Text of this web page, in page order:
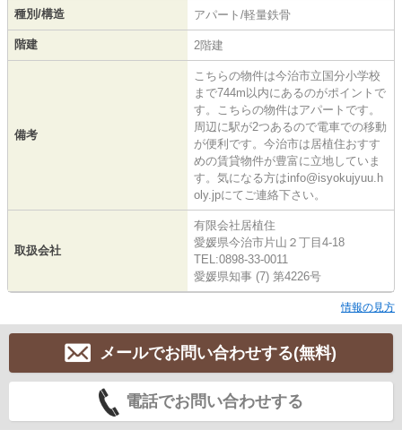
種別/構造 アパート/軽量鉄骨
階建 2階建
備考
こちらの物件は今治市立国分小学校
まで744m以内にあるのがポイントで
す。こちらの物件はアパートです。
周辺に駅が2つあるので電車での移動
が便利です。今治市は居植住おすす
めの賃貸物件が豊富に立地していま
す。気になる方はinfo@isyokujyuu.h
oly.jpにてご連絡下さい。
取扱会社
有限会社居植住
愛媛県今治市片山２丁目4-18
TEL:0898-33-0011
愛媛県知事 (7) 第4226号
情報の見方
メールでお問い合わせする(無料)
電話でお問い合わせする